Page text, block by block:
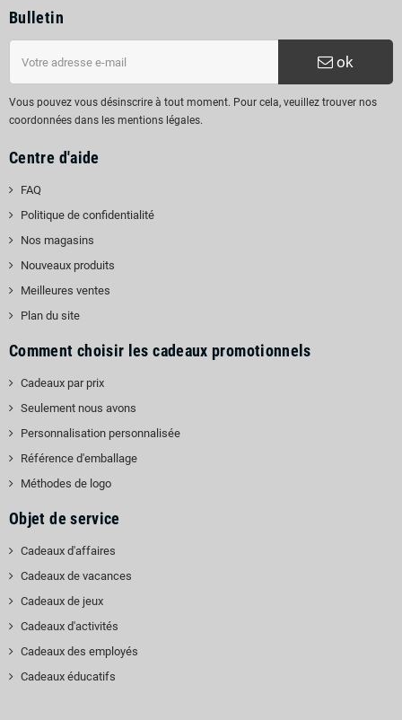
Bulletin
ok
Vous pouvez vous désinscrire à tout moment. Pour cela, veuillez trouver nos
coordonnées dans les mentions légales.
Centre d'aide
FAQ
Politique de confidentialité
Nos magasins
Nouveaux produits
Meilleures ventes
Plan du site
Comment choisir les cadeaux promotionnels
Cadeaux par prix
Seulement nous avons
Personnalisation personnalisée
Référence d'emballage
Méthodes de logo
Objet de service
Cadeaux d'affaires
Cadeaux de vacances
Cadeaux de jeux
Cadeaux d'activités
Cadeaux des employés
Cadeaux éducatifs